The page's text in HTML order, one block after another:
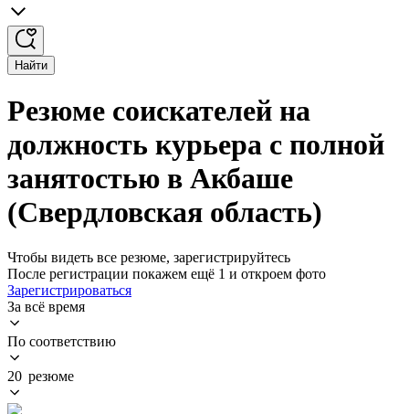
Найти
Резюме соискателей на
должность курьера с полной
занятостью в Акбаше
(Свердловская область)
Чтобы видеть все резюме, зарегистрируйтесь
После регистрации покажем ещё 1 и откроем фото
Зарегистрироваться
За всё время
По соответствию
20 резюме